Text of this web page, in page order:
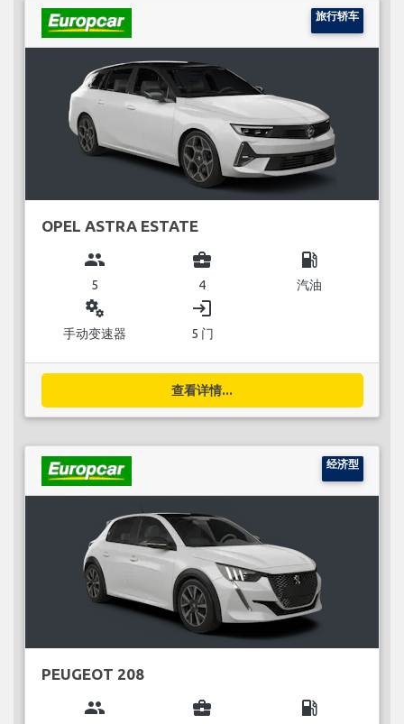
旅行轿车
OPEL ASTRA ESTATE
group
5
business_center
4
local_gas_station
汽油
miscellaneous_services
手动变速器
login
5 门
查看详情...
经济型
PEUGEOT 208
group business_center local_gas_station